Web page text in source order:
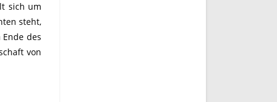
sich um
steht,
des
von